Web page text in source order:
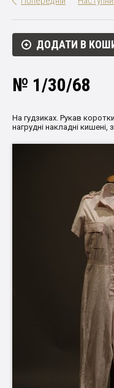
ДОДАТИ В
№ 1/30/68
На гудзиках. Рукав
нагрудні накладні кишені,